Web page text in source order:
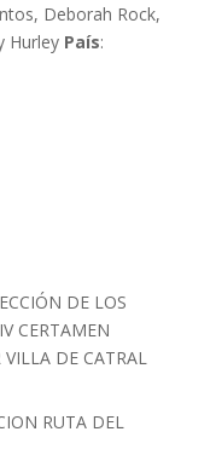
Deborah Rock,
Hurley País:
DE LOS
CERTAMEN
DE CATRAL
RUTA DEL